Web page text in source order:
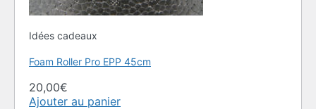
Idées cadeaux
Foam Roller Pro EPP 45cm
20,00€
Ajouter au panier